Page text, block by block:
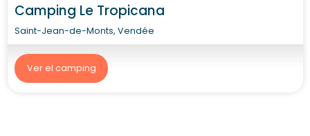
Camping Le Tropicana
Saint-Jean-de-Monts, Vendée
Ver el camping